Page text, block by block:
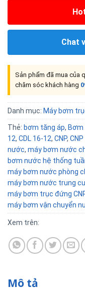
Chat
Sản phẩm đã mua của
chăm sóc khách hàng
Danh mục: Máy bơm
Thẻ: bơm tăng áp,
12, CDL 16-12, CNP,
nước, máy bơm nước
bơm nước hệ thống
máy bơm nước phòng
máy bơm nước trung
máy bơm trục đứng
máy bơm vận chuyển
Xem trên:
Mô tả